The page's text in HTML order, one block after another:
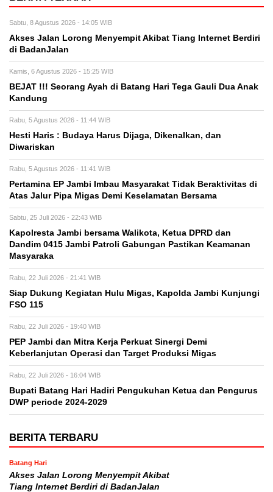
Sabtu, 8 Agustus 2026 - 14:05 WIB
Akses Jalan Lorong Menyempit Akibat Tiang Internet Berdiri
di BadanJalan
Kamis, 6 Agustus 2026 - 15:25 WIB
BEJAT !!! Seorang Ayah di Batang Hari Tega Gauli Dua Anak
Kandung
Rabu, 5 Agustus 2026 - 11:44 WIB
Hesti Haris : Budaya Harus Dijaga, Dikenalkan, dan
Diwariskan
Rabu, 5 Agustus 2026 - 11:41 WIB
Pertamina EP Jambi Imbau Masyarakat Tidak Beraktivitas di
Atas Jalur Pipa Migas Demi Keselamatan Bersama
Sabtu, 25 Juli 2026 - 22:43 WIB
Kapolresta Jambi bersama Walikota, Ketua DPRD dan
Dandim 0415 Jambi Patroli Gabungan Pastikan Keamanan
Masyaraka
Rabu, 22 Juli 2026 - 21:41 WIB
Siap Dukung Kegiatan Hulu Migas, Kapolda Jambi Kunjungi
FSO 115
Rabu, 22 Juli 2026 - 19:40 WIB
PEP Jambi dan Mitra Kerja Perkuat Sinergi Demi
Keberlanjutan Operasi dan Target Produksi Migas
Rabu, 22 Juli 2026 - 16:04 WIB
Bupati Batang Hari Hadiri Pengukuhan Ketua dan Pengurus
DWP periode 2024-2029
BERITA TERBARU
Batang Hari
Akses Jalan Lorong Menyempit Akibat
Tiang Internet Berdiri di BadanJalan